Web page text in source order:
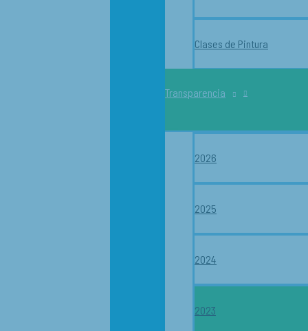
Clases de Pintura
Transparencia
2026
2025
2024
2023